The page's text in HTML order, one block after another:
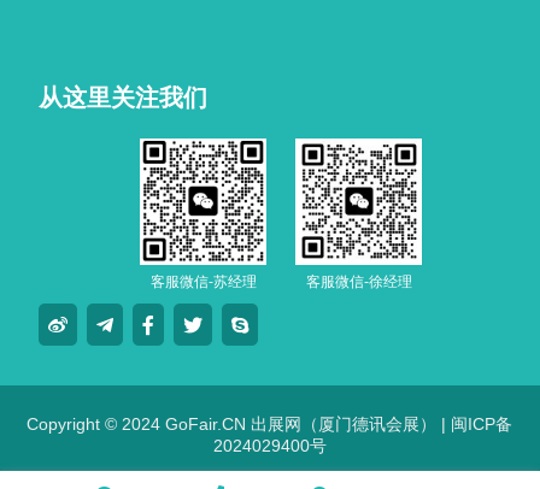
从这里关注我们
客服微信-苏经理 客服微信-徐经理
Copyright © 2024 GoFair.CN 出展网（厦门德讯会展） | 闽ICP备
2024029400号